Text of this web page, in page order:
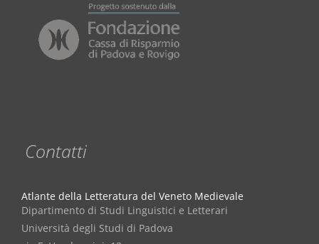
Contatti
Atlante della Letteratura del Veneto Medievale
Dipartimento di Studi Linguistici e Letterari
Università degli Studi di Padova